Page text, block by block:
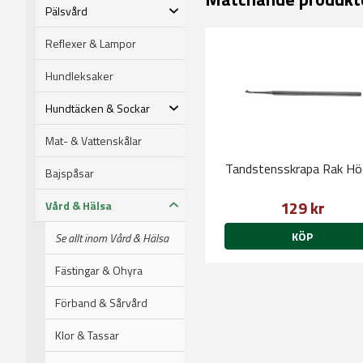
Pälsvård
Reflexer & Lampor
Hundleksaker
Hundtäcken & Sockar
Mat- & Vattenskålar
Bajspåsar
Vård & Hälsa
Se allt inom Vård & Hälsa
Fästingar & Ohyra
Förband & Sårvård
Klor & Tassar
Tandstensskrapa Rak
129 kr
KÖP